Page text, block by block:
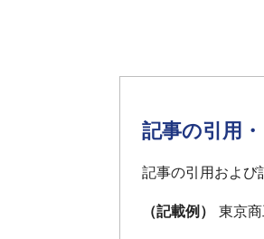
記事の引用
記事の引用および
（記載例） 東京